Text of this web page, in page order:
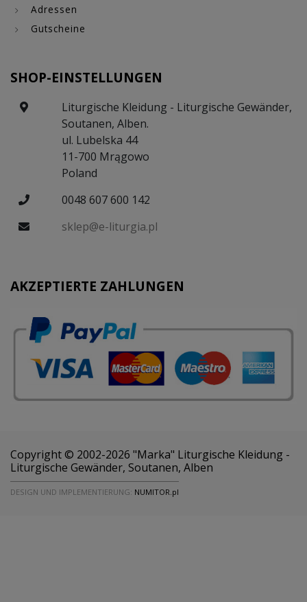
Adressen
Gutscheine
SHOP-EINSTELLUNGEN
Liturgische Kleidung - Liturgische Gewänder,
Soutanen, Alben.
ul. Lubelska 44
11-700 Mrągowo
Poland
0048 607 600 142
sklep@e-liturgia.pl
AKZEPTIERTE ZAHLUNGEN
Copyright © 2002-2026 "Marka" Liturgische Kleidung -
Liturgische Gewänder, Soutanen, Alben
DESIGN UND IMPLEMENTIERUNG: NUMITOR.pl